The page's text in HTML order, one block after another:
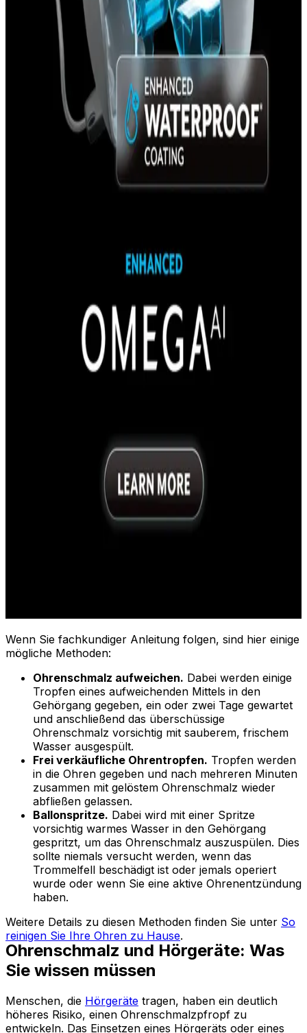
Wenn Sie fachkundiger Anleitung folgen, sind hier einige
mögliche Methoden:
Ohrenschmalz aufweichen. Dabei werden einige
Tropfen eines aufweichenden Mittels in den
Gehörgang gegeben, ein oder zwei Tage gewartet
und anschließend das überschüssige
Ohrenschmalz vorsichtig mit sauberem, frischem
Wasser ausgespült.
Frei verkäufliche Ohrentropfen. Tropfen werden
in die Ohren gegeben und nach mehreren Minuten
zusammen mit gelöstem Ohrenschmalz wieder
abfließen gelassen.
Ballonspritze. Dabei wird mit einer Spritze
vorsichtig warmes Wasser in den Gehörgang
gespritzt, um das Ohrenschmalz auszuspülen. Dies
sollte niemals versucht werden, wenn das
Trommelfell beschädigt ist oder jemals operiert
wurde oder wenn Sie eine aktive Ohrenentzündung
haben.
Weitere Details zu diesen Methoden finden Sie unter So
reinigen Sie Ihre Ohren zu Hause.
Ohrenschmalz und Hörgeräte: Was
Sie wissen müssen
Menschen, die Hörgeräte tragen, haben ein deutlich
höheres Risiko, einen Ohrenschmalzpfropf zu
entwickeln. Das Einsetzen eines Hörgeräts oder eines